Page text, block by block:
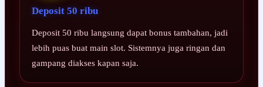
Deposit 50 ribu
Deposit 50 ribu langsung dapat bonus tambahan, jadi
lebih puas buat main slot. Sistemnya juga ringan dan
gampang diakses kapan saja.